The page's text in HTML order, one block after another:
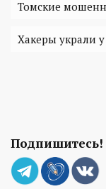
Томские
Хакеры украли
Подпишитесь!